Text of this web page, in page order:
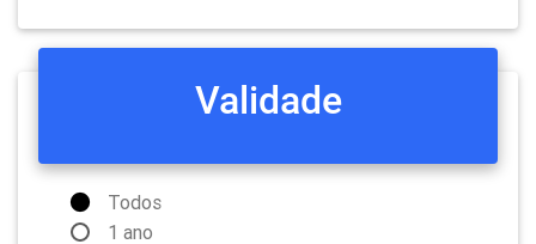
Validade
Todos
1 ano